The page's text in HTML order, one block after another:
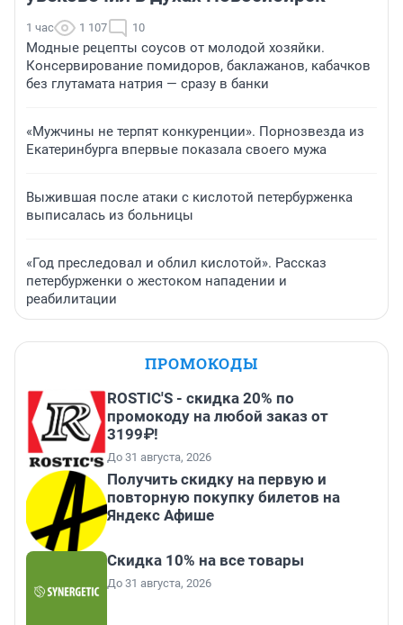
1 час 1 107 10
Модные рецепты соусов от молодой хозяйки.
Консервирование помидоров, баклажанов, кабачков
без глутамата натрия — сразу в банки
«Мужчины не терпят конкуренции». Порнозвезда из
Екатеринбурга впервые показала своего мужа
Выжившая после атаки с кислотой петербурженка
выписалась из больницы
«Год преследовал и облил кислотой». Рассказ
петербурженки о жестоком нападении и
реабилитации
ПРОМОКОДЫ
ROSTIC'S - скидка 20% по
промокоду на любой заказ от
3199₽!
До 31 августа, 2026
Получить скидку на первую и
повторную покупку билетов на
Яндекс Афише
Скидка 10% на все товары
До 31 августа, 2026